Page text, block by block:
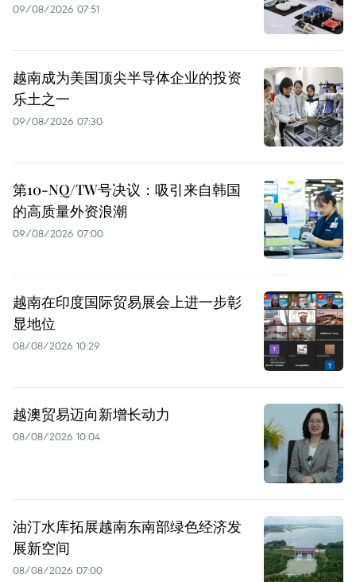
09/08/2026 07:51
越南成为美国顶尖半导体企业的投资
乐土之一
09/08/2026 07:30
第10-NQ/TW号决议：吸引来自韩国
的高质量外资浪潮
09/08/2026 07:00
越南在印度国际贸易展会上进一步彰
显地位
08/08/2026 10:29
越澳贸易迈向新增长动力
08/08/2026 10:04
油汀水库拓展越南东南部绿色经济发
展新空间
08/08/2026 07:00